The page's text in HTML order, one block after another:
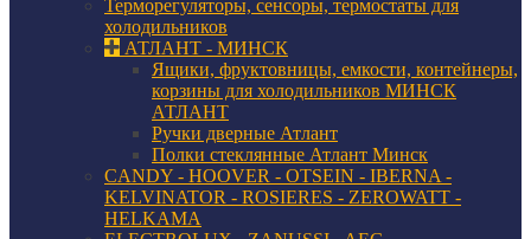
Терморегуляторы, сенсоры, термостаты для
холодильников
АТЛАНТ - МИНСК
Ящики, фруктовницы, емкости, контейнеры,
корзины для холодильников МИНСК
АТЛАНТ
Ручки дверные Атлант
Полки стеклянные Атлант Минск
CANDY - HOOVER - OTSEIN - IBERNA -
KELVINATOR - ROSIERES - ZEROWATT -
HELKAMA